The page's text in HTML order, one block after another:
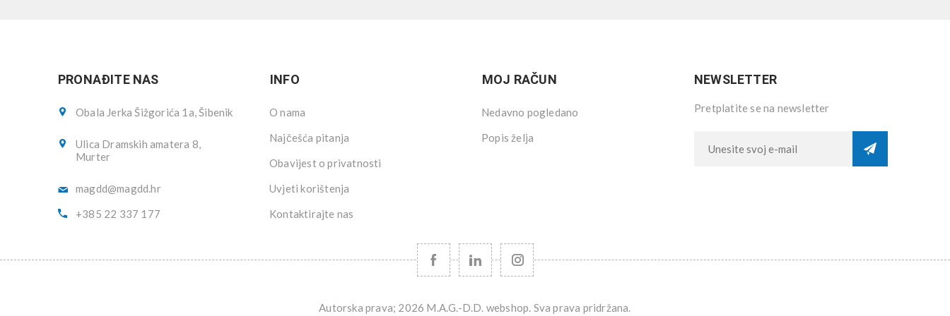
PRONAĐITE NAS
Obala Jerka Šižgorića 1a, Šibenik
Ulica Dramskih amatera 8,
Murter
magdd@magdd.hr
+385 22 337 177
INFO
O nama
Najčešća pitanja
Obavijest o privatnosti
Uvjeti korištenja
Kontaktirajte nas
MOJ RAČUN
Nedavno pogledano
Popis želja
NEWSLETTER
Pretplatite se na newsletter
Autorska prava; 2026 M.A.G.-D.D. webshop. Sva prava pridržana.